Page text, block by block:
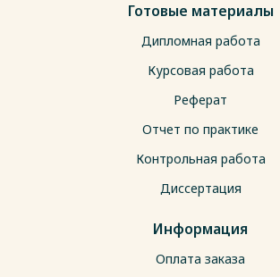
Готовые материалы
Дипломная работа
Курсовая работа
Реферат
Отчет по практике
Контрольная работа
Диссертация
Информация
Оплата заказа